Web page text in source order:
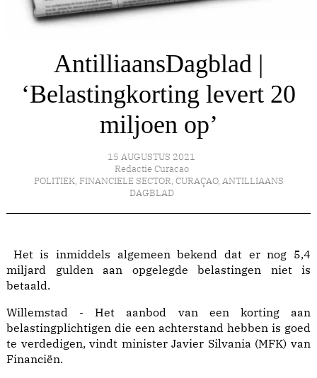
AntilliaansDagblad |
‘Belastingkorting levert 20
miljoen op’
15 AUGUSTUS 2021
Redactie Curacao
POLITIEK, FINANCIELE SECTOR, CURAÇAO, ANTILLIAANS
DAGBLAD
Het is inmiddels algemeen bekend dat er nog 5,4
miljard gulden aan opgelegde belastingen niet is
betaald.
Willemstad - Het aanbod van een korting aan
belastingplichtigen die een achterstand hebben is goed
te verdedigen, vindt minister Javier Silvania (MFK) van
Financiën.